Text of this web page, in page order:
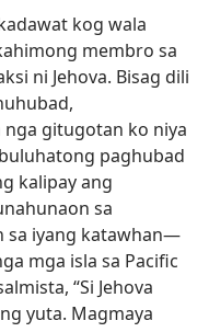
kog wala
membro sa
ni Jehova. Bisag dili
nga gitugotan ko niya
paghubad
kalipay ang
sa
sa iyang katawhan—
mga isla sa Pacific
“Si Jehova
yuta. Magmaya